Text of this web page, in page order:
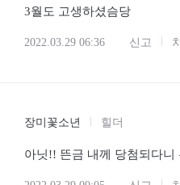
3월도 고생하셨슴당
2022.03.29 06:36 신고
장미꽃소년 힐더
아닛!! 뜬금 내께 당첨되다